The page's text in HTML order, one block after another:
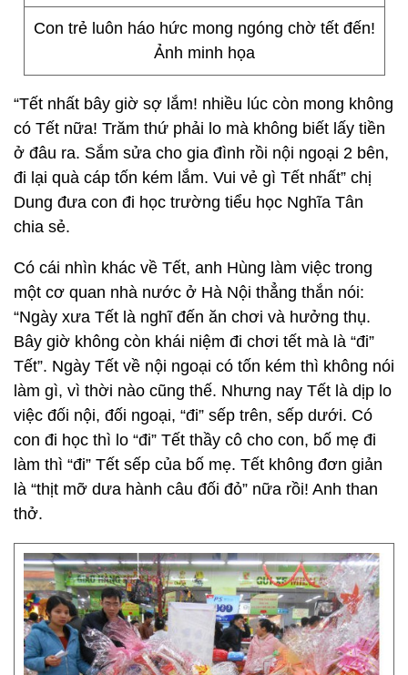
Con trẻ luôn háo hức mong ngóng chờ tết đến!
Ảnh minh họa
“Tết nhất bây giờ sợ lắm! nhiều lúc còn mong không
có Tết nữa! Trăm thứ phải lo mà không biết lấy tiền
ở đâu ra. Sắm sửa cho gia đình rồi nội ngoại 2 bên,
đi lại quà cáp tốn kém lắm. Vui vẻ gì Tết nhất” chị
Dung đưa con đi học trường tiểu học Nghĩa Tân
chia sẻ.
Có cái nhìn khác về Tết, anh Hùng làm việc trong
một cơ quan nhà nước ở Hà Nội thẳng thắn nói:
“Ngày xưa Tết là nghĩ đến ăn chơi và hưởng thụ.
Bây giờ không còn khái niệm đi chơi tết mà là “đi”
Tết”. Ngày Tết về nội ngoại có tốn kém thì không nói
làm gì, vì thời nào cũng thế. Nhưng nay Tết là dịp lo
việc đối nội, đối ngoại, “đi” sếp trên, sếp dưới. Có
con đi học thì lo “đi” Tết thầy cô cho con, bố mẹ đi
làm thì “đi” Tết sếp của bố mẹ. Tết không đơn giản
là “thịt mỡ dưa hành câu đối đỏ” nữa rồi! Anh than
thở.